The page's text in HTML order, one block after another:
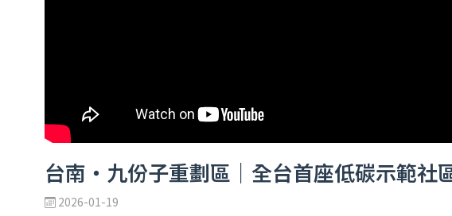
台南・九份子重劃區｜全台首座低碳示範社
2026-01-19